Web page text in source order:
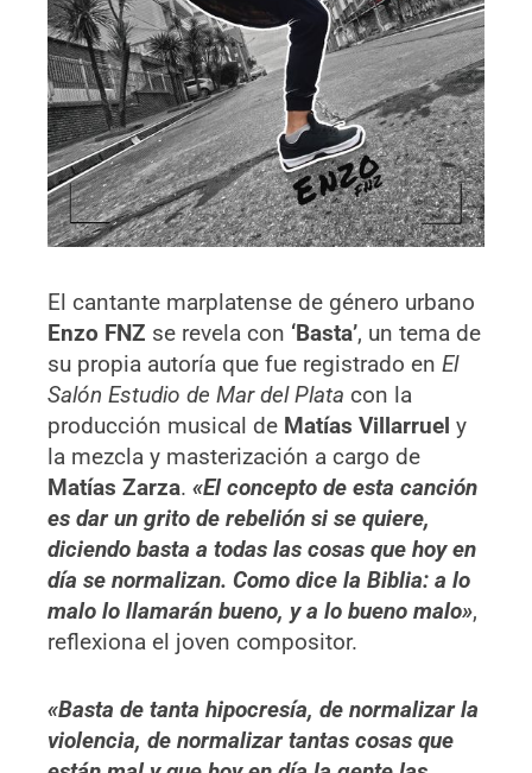
El cantante marplatense de género urbano
Enzo FNZ se revela con ‘Basta’, un tema de
su propia autoría que fue registrado enEl
Salón Estudio de Mar del Plata con la
producción musical de Matías Villarruel y
la mezcla y masterización a cargo de
Matías Zarza.«El concepto de esta canción
es dar un grito de rebelión si se quiere,
diciendo basta a todas las cosas que hoy en
día se normalizan. Como dice la Biblia: a lo
malo lo llamarán bueno, y a lo bueno malo»,
reflexiona el joven compositor.
«Basta de tanta hipocresía, de normalizar la
violencia, de normalizar tantas cosas que